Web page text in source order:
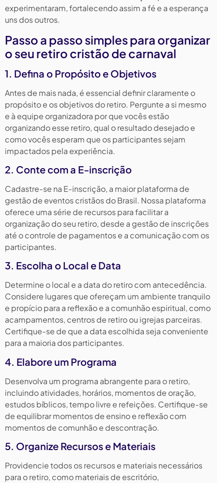
experimentaram, fortalecendo assim a fé e a esperança
uns dos outros.
Passo a passo simples para organizar
o seu retiro cristão de carnaval
1. Defina o Propósito e Objetivos
Antes de mais nada, é essencial definir claramente o
propósito e os objetivos do retiro. Pergunte a si mesmo
e à equipe organizadora por que vocês estão
organizando esse retiro, qual o resultado desejado e
como vocês esperam que os participantes sejam
impactados pela experiência.
2. Conte com a E-inscrição
Cadastre-se na E-inscrição, a maior plataforma de
gestão de eventos cristãos do Brasil. Nossa plataforma
oferece uma série de recursos para facilitar a
organização do seu retiro, desde a gestão de inscrições
até o controle de pagamentos e a comunicação com os
participantes.
3. Escolha o Local e Data
Determine o local e a data do retiro com antecedência.
Considere lugares que ofereçam um ambiente tranquilo
e propício para a reflexão e a comunhão espiritual, como
acampamentos, centros de retiro ou igrejas parceiras.
Certifique-se de que a data escolhida seja conveniente
para a maioria dos participantes.
4. Elabore um Programa
Desenvolva um programa abrangente para o retiro,
incluindo atividades, horários, momentos de oração,
estudos bíblicos, tempo livre e refeições. Certifique-se
de equilibrar momentos de ensino e reflexão com
momentos de comunhão e descontração.
5. Organize Recursos e Materiais
Providencie todos os recursos e materiais necessários
para o retiro, como materiais de escritório,